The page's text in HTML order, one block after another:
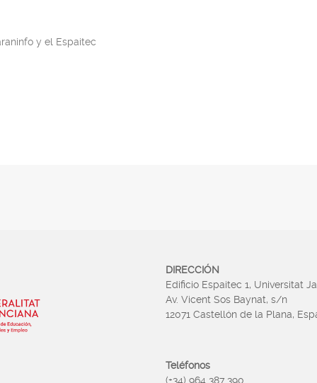
y el Espaitec
DIRECCIÓN
Edificio Espaitec 1, Universitat
Av. Vicent Sos Baynat, s/n
12071 Castellón de la Plana,
Teléfonos
(+34) 964 387 390